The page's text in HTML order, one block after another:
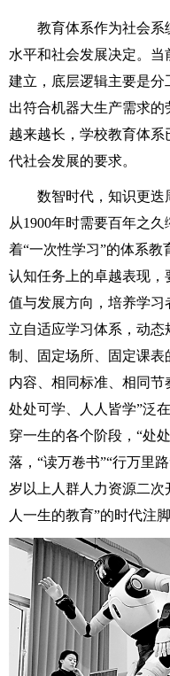
教育体系作为社会系
水平和社会发展决定。
建立，底层逻辑主要是分
出符合机器大生产需求的
越来越长，学校教育体
代社会发展的要求。
数智时代，知识更迭
从1900年时需要百年之
着“一次性学习”的体系
认知任务上的卓越表现
值与发展方向，培养学
立自适应学习体系，动
制、固定场所、固定课表
内容、相同标准、相同节
处处可学、人人皆学”泛
穿一生的各个阶段，“处
落，“读万卷书”“行万里
岁以上人群人力资源二次
人一生的教育”的时代注脚